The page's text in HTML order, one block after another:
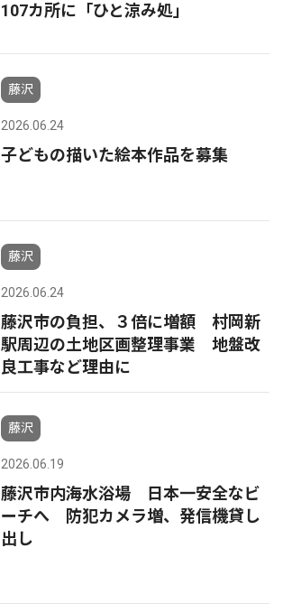
107カ所に「ひと涼み処」
藤沢
2026.06.24
子どもの描いた絵本作品を募集
藤沢
2026.06.24
藤沢市の負担、３倍に増額 村岡新
駅周辺の土地区画整理事業 地盤改
良工事など理由に
藤沢
2026.06.19
藤沢市内海水浴場 日本一安全なビ
ーチへ 防犯カメラ増、発信機貸し
出し